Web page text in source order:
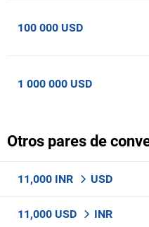
100 000 USD
1 000 000 USD
Otros pares de
11,000 INR USD
11,000 USD INR